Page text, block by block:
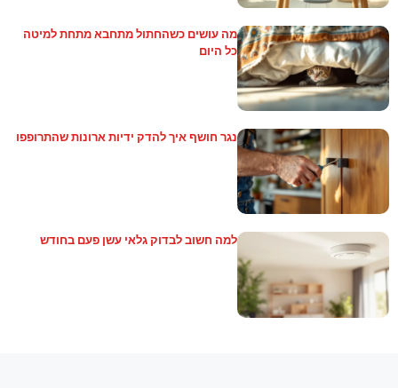
מה עושים כשהחתול מתחבא מתחת למיטה
כל היום
נגר חושף איך להדק ידיות ארונות שהתרופפו
למה חשוב לבדוק גלאי עשן פעם בחודש